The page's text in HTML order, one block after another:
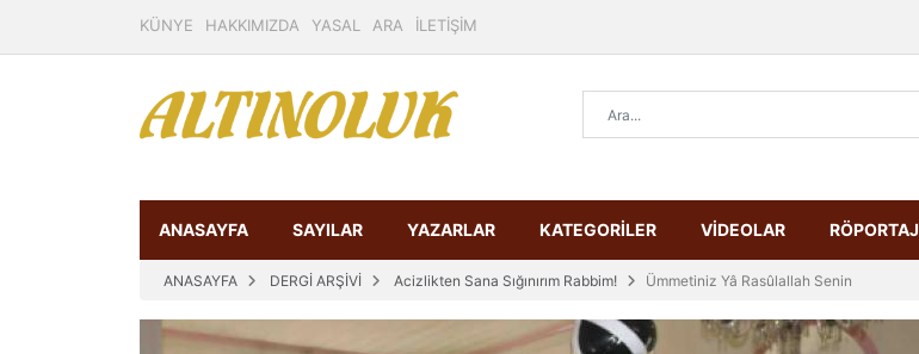
KÜNYE HAKKIMIZDA YASAL ARA İLETİŞİM
ANASAYFA SAYILAR YAZARLAR KATEGORİLER VİDEOLAR RÖPORTAJ
ANASAYFA DERGİ ARŞİVİ Acizlikten Sana Sığınırım Rabbim! Ümmetiniz Yâ Rasûlallah Senin